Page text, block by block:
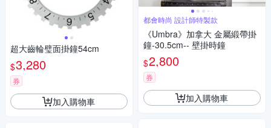
超大齒輪璧面掛鐘54cm
$3,280
券
加入購物車
都會時尚 設計師特製款
《Umbra》加拿大 金屬緞帶掛
鐘-30.5cm-- 壁掛時鐘
$2,800
券
加入購物車